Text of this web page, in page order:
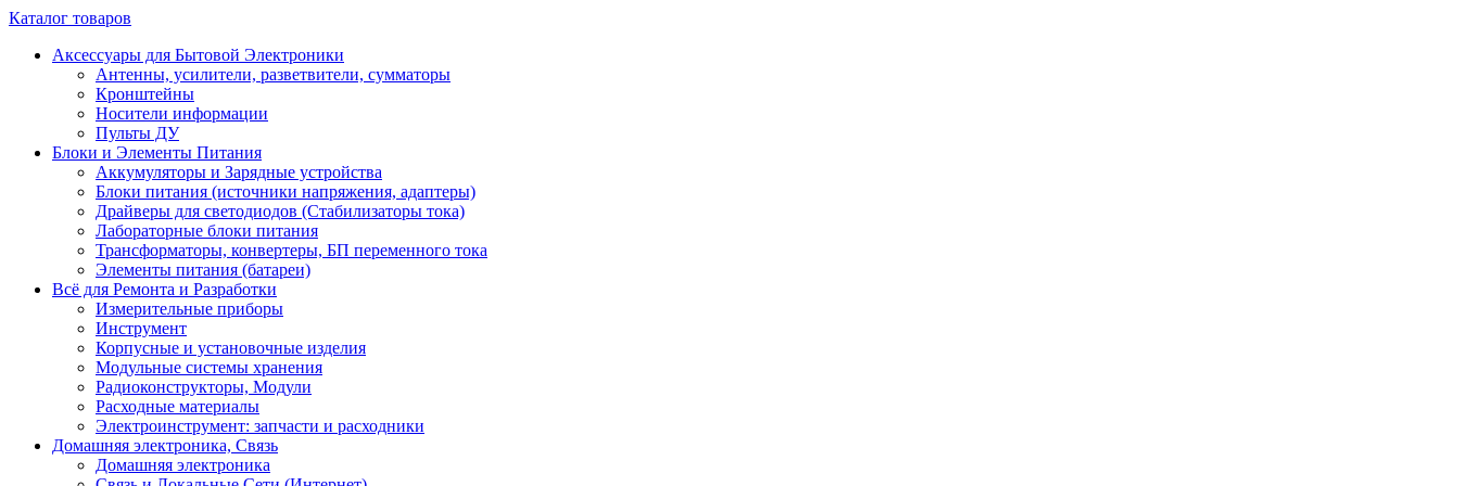
Каталог товаров
Аксессуары для Бытовой Электроники
Антенны, усилители, разветвители, сумматоры
Кронштейны
Носители информации
Пульты ДУ
Блоки и Элементы Питания
Аккумуляторы и Зарядные устройства
Блоки питания (источники напряжения, адаптеры)
Драйверы для светодиодов (Стабилизаторы тока)
Лабораторные блоки питания
Трансформаторы, конвертеры, БП переменного тока
Элементы питания (батареи)
Всё для Ремонта и Разработки
Измерительные приборы
Инструмент
Корпусные и установочные изделия
Модульные системы хранения
Радиоконструкторы, Модули
Расходные материалы
Электроинструмент: запчасти и расходники
Домашняя электроника, Связь
Домашняя электроника